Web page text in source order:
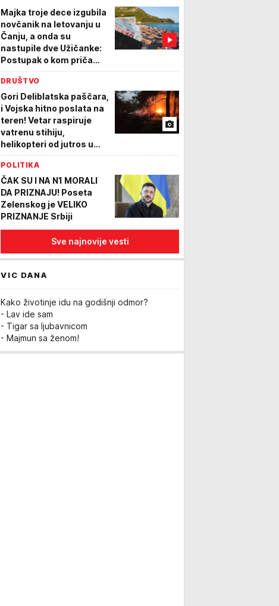
Majka troje dece izgubila
novčanik na letovanju u
Čanju, a onda su
nastupile dve Užičanke:
Postupak o kom priča
DRUŠTVO
Gori Deliblatska paščara,
i Vojska hitno poslata na
teren! Vetar raspiruje
vatrenu stihiju,
helikopteri od jutros u
POLITIKA
ČAK SU I NA N1 MORALI
DA PRIZNAJU! Poseta
Zelenskog je VELIKO
PRIZNANJE Srbiji
Sve najnovije vesti
VIC DANA
Kako životinje idu na godišnji odmor?
- Lav ide sam
- Tigar sa ljubavnicom
- Majmun sa ženom!